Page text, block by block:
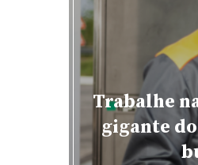
Trabalhe
gigante